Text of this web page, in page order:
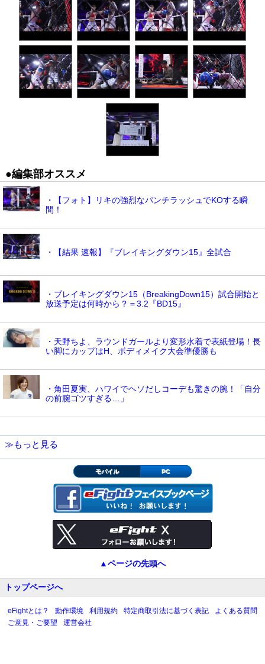
●編集部オススメ
・【フォト】リキの強烈なパンチラッシュでKOする瞬
間！
・【結果 速報】『ブレイキングダウン15』全試合
・ブレイキングダウン15（BreakingDown15）試合開始と
放送予定は何時から？＝3.2『BD15』
・天野ちよ、ラウンドガールより変形水着で表紙登場！長
い脚にカップはH、ボディメイク大会準優勝も
・角田夏実、ハワイでヘソだしコーデも驚きの腕！「自分
の前腕ゴツすぎる…」
≫もっと見る
モバイル PC
▲ページの先頭へ
トップページへ
eFightとは？ 動作環境 利用規約 特定商取引法に基づく表記
よくある質問
ご意見・ご要望
運営会社